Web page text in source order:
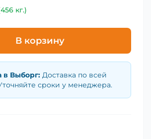
кг.)
В корзину
в Выборг: Доставка по всей
сроки у менеджера.